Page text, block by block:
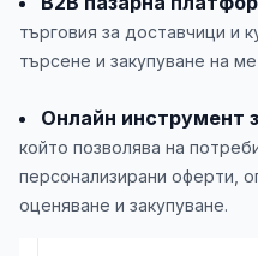
търговия за доставчици и
търсене и закупуване на
Онлайн инструмент
който позволява на
персонализирани оферти,
оценяване и закупуване.